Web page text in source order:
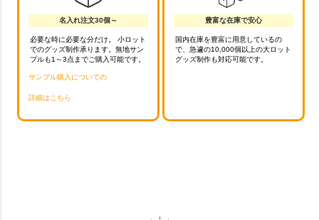
名入れ注文30個～
必要な時に必要な分だけ。 小ロット
でのグッズ制作承ります。無地サン
プルも1～3点までご購入可能です。
サンプル購入についての
詳細はこちら
豊富な在庫で安心
国内在庫を豊富に用意しているの
で、急遽の10,000個以上の大ロット
グッズ制作も対応可能です。